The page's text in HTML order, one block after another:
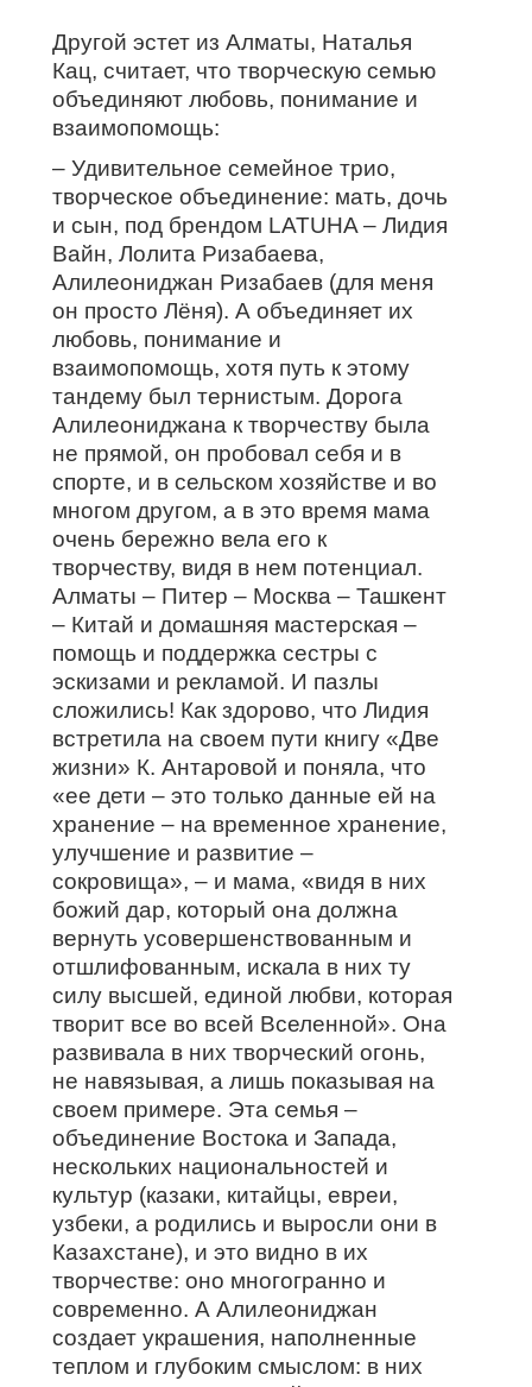
Другой эстет из Алматы, Наталья
Кац, считает, что творческую семью
объединяют любовь, понимание и
взаимопомощь:
– Удивительное семейное трио,
творческое объединение: мать, дочь
и сын, под брендом LATUHA – Лидия
Вайн, Лолита Ризабаева,
Алилеониджан Ризабаев (для меня
он просто Лёня). А объединяет их
любовь, понимание и
взаимопомощь, хотя путь к этому
тандему был тернистым. Дорога
Алилеониджана к творчеству была
не прямой, он пробовал себя и в
спорте, и в сельском хозяйстве и во
многом другом, а в это время мама
очень бережно вела его к
творчеству, видя в нем потенциал.
Алматы – Питер – Москва – Ташкент
– Китай и домашняя мастерская –
помощь и поддержка сестры с
эскизами и рекламой. И пазлы
сложились! Как здорово, что Лидия
встретила на своем пути книгу «Две
жизни» К. Антаровой и поняла, что
«ее дети – это только данные ей на
хранение – на временное хранение,
улучшение и развитие –
сокровища», – и мама, «видя в них
божий дар, который она должна
вернуть усовершенствованным и
отшлифованным, искала в них ту
силу высшей, единой любви, которая
творит все во всей Вселенной». Она
развивала в них творческий огонь,
не навязывая, а лишь показывая на
своем примере. Эта семья –
объединение Востока и Запада,
нескольких национальностей и
культур (казаки, китайцы, евреи,
узбеки, а родились и выросли они в
Казахстане), и это видно в их
творчестве: оно многогранно и
современно. А Алилеониджан
создает украшения, наполненные
теплом и глубоким смыслом: в них